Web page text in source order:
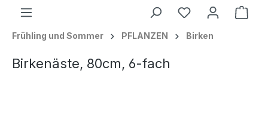
Frühling und Sommer PFLANZEN Birken
Birkenäste, 80cm, 6-fach